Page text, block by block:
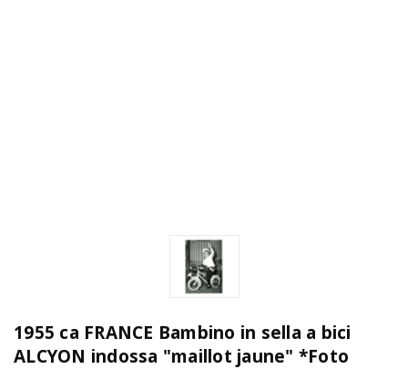
1955 ca FRANCE Bambino in sella a bici
ALCYON indossa "maillot jaune" *Foto